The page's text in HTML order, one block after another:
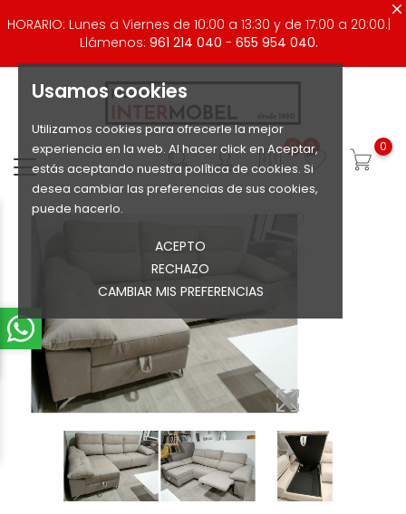
Usamos cookies
Utilizamos cookies para ofrecerle la mejor
experiencia en la web. Al hacer click en Aceptar,
estás aceptando nuestra política de cookies. Si
desea cambiar las preferencias de sus cookies,
puede hacerlo.
ACEPTO
RECHAZO
CAMBIAR MIS PREFERENCIAS
HORARIO: Lunes a Viernes de 10:00 a 13:30 y de 17:00 a 20:00.|
Llámenos: 961 214 040 - 655 954 040.
0 0 0